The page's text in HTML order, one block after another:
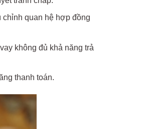
chỉnh quan hệ hợp đồng
không đủ khả năng trả
thanh toán.